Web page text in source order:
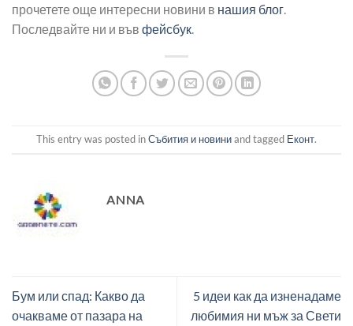
прочетете още интересни новини в нашия блог
Последвайте ни и във фейсбук
This entry was posted inСъбития и новиниand tagged Еконт.
ANNA
Бум или спад: Какво да
очакваме от пазара на
5 идеи как да изненадаме
любимия ни мъж за Свети